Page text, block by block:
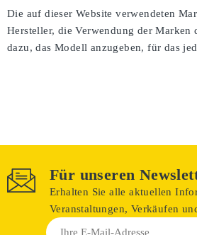
Die auf dieser Website verwendeten
Hersteller, die Verwendung der Marken
dazu, das Modell anzugeben, für das
Für unseren
Erhalten Sie alle aktuellen
Veranstaltungen, Verkäufen